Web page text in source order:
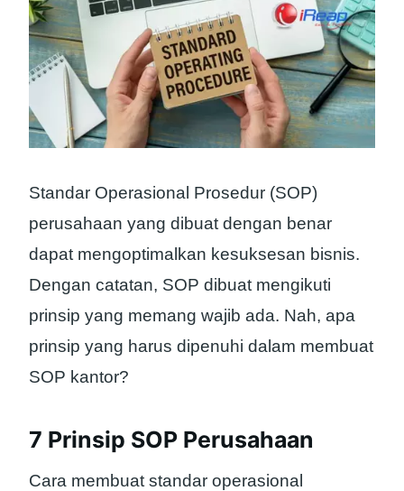
Standar Operasional Prosedur (SOP)
perusahaan yang dibuat dengan benar
dapat mengoptimalkan kesuksesan bisnis.
Dengan catatan, SOP dibuat mengikuti
prinsip yang memang wajib ada. Nah, apa
prinsip yang harus dipenuhi dalam membuat
SOP kantor?
7 Prinsip SOP Perusahaan
Cara membuat standar operasional